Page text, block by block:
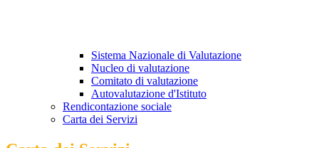
Sistema Nazionale di Valutazione
Nucleo di valutazione
Comitato di valutazione
Autovalutazione d'Istituto
Rendicontazione sociale
Carta dei Servizi